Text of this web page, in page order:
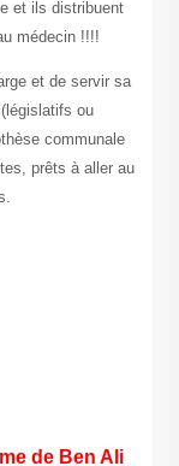
et ils distribuent
médecin !!!!
et de servir sa
ou
communale
prêts à aller au
de Ben Ali